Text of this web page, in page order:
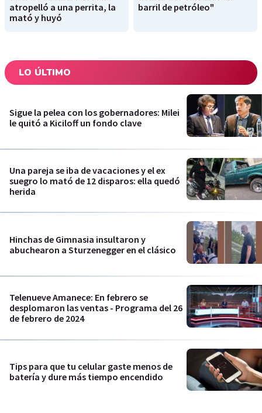
atropelló a una perrita, la
mató y huyó
barril de petróleo"
LO ÚLTIMO
Sigue la pelea con los gobernadores: Milei
le quitó a Kiciloff un fondo clave
Una pareja se iba de vacaciones y el ex
suegro lo mató de 12 disparos: ella quedó
herida
Hinchas de Gimnasia insultaron y
abuchearon a Sturzenegger en el clásico
Telenueve Amanece: En febrero se
desplomaron las ventas - Programa del 26
de febrero de 2024
Tips para que tu celular gaste menos de
batería y dure más tiempo encendido